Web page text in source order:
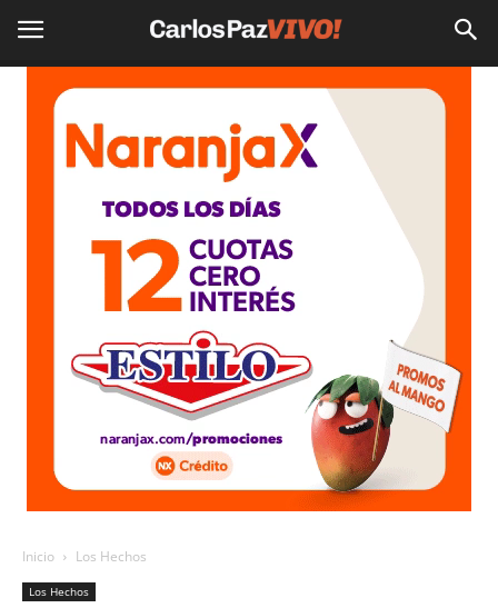
Inicio Los Hechos
Los Hechos